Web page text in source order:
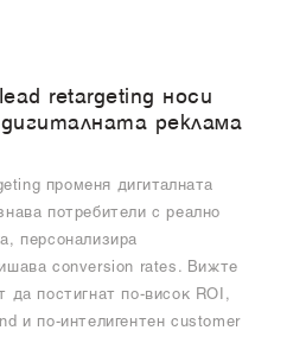
retargeting носи
реклама
променя дигиталната
потребители с реално
персонализира
conversion rates. Вижте
да постигнат по-висок ROI,
и по-интелигентен customer